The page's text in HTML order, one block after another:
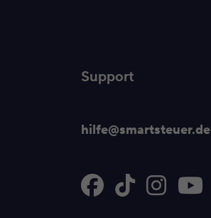
Support
hilfe@smartsteuer.de